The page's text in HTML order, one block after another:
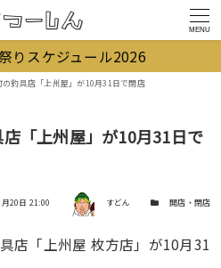
MENU
りスケジュール2026
釣具店「上州屋」が10月31日で閉店
「上州屋」が10月31日で
20日 21:00 著者 すどん カテゴリー開店・閉店
店「上州屋 枚方店」が10月31